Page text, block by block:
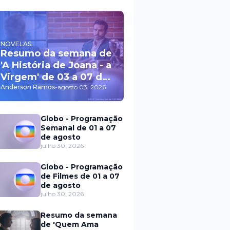
NOVELAS
Resumo da semana de
'A História de Joana - a
Virgem' de 03 a 07 de
agosto
Anderson Ramos-agosto 03, 2026
Globo - Programação
Semanal de 01 a 07
de agosto
julho 30, 2026
Globo - Programação
de Filmes de 01 a 07
de agosto
julho 30, 2026
Resumo da semana
de 'Quem Ama